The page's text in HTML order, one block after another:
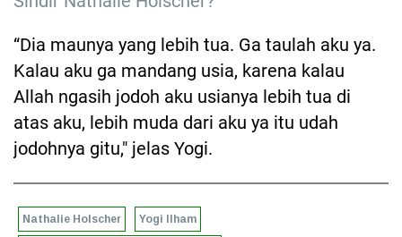
“Dia maunya yang lebih tua. Ga taulah aku ya.
Kalau aku ga mandang usia, karena kalau
Allah ngasih jodoh aku usianya lebih tua di
atas aku, lebih muda dari aku ya itu udah
jodohnya gitu," jelas Yogi.
Nathalie Holscher Yogi Ilham